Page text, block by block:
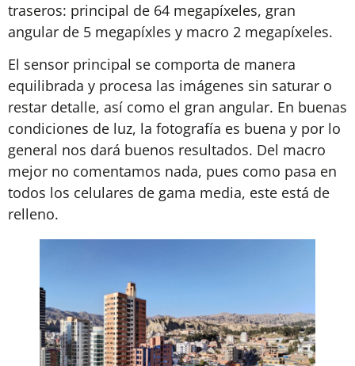
traseros: principal de 64 megapíxeles, gran
angular de 5 megapíxles y macro 2 megapíxeles.
El sensor principal se comporta de manera
equilibrada y procesa las imágenes sin saturar o
restar detalle, así como el gran angular. En buenas
condiciones de luz, la fotografía es buena y por lo
general nos dará buenos resultados. Del macro
mejor no comentamos nada, pues como pasa en
todos los celulares de gama media, este está de
relleno.